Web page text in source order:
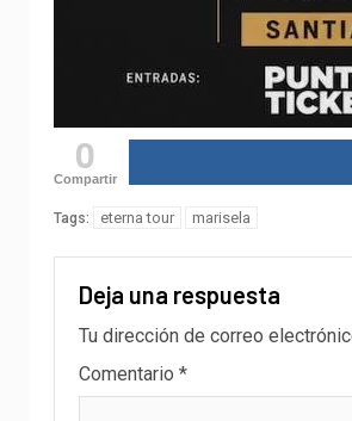
0
Compartir
Tags: eterna tour marisela
Deja una respuesta
Tu dirección de correo
Comentario *